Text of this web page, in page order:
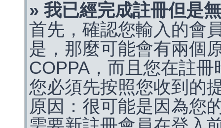
» 我已經完成註冊但是
首先，確認您輸入的會
是，那麼可能會有兩個
COPPA，而且您在註
您必須先按照您收到的
原因：很可能是因為您